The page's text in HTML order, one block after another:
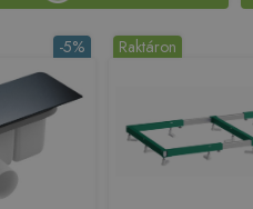
-5% Raktáron